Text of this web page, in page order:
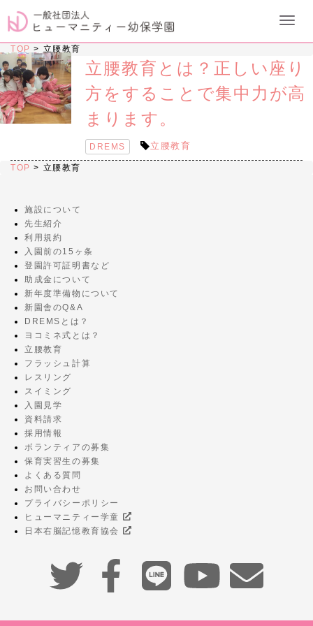
TOP > 立腰教育
立腰教育とは？正しい座り
方をすることで集中力が高
まります。
DREMS 立腰教育
TOP > 立腰教育
施設について
先生紹介
利用規約
入園前の15ヶ条
登園許可証明書など
助成金について
新年度準備物について
新園舎のQ&A
DREMSとは？
ヨコミネ式とは？
立腰教育
フラッシュ計算
レスリング
スイミング
入園見学
資料請求
採用情報
ボランティアの募集
保育実習生の募集
よくある質問
お問い合わせ
プライバシーポリシー
ヒューマニティー学童
日本右脳記憶教育協会